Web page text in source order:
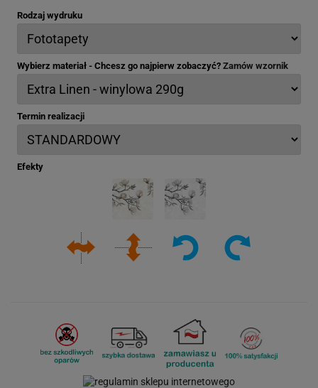
Rodzaj wydruku
Wybierz materiał - Chcesz go najpierw zobaczyć? Zamów wzornik
Termin realizacji
Efekty